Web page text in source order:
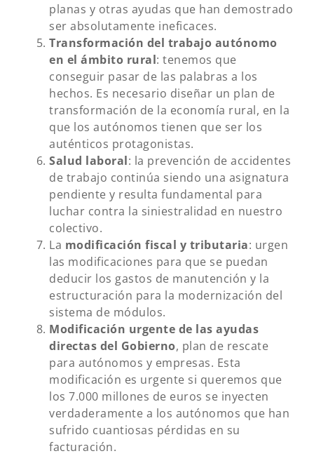
planas y otras ayudas que han demostrado
ser absolutamente ineficaces.
Transformación del trabajo autónomo
en el ámbito rural: tenemos que
conseguir pasar de las palabras a los
hechos. Es necesario diseñar un plan de
transformación de la economía rural, en la
que los autónomos tienen que ser los
auténticos protagonistas.
Salud laboral: la prevención de accidentes
de trabajo continúa siendo una asignatura
pendiente y resulta fundamental para
luchar contra la siniestralidad en nuestro
colectivo.
La modificación fiscal y tributaria: urgen
las modificaciones para que se puedan
deducir los gastos de manutención y la
estructuración para la modernización del
sistema de módulos.
Modificación urgente de las ayudas
directas del Gobierno, plan de rescate
para autónomos y empresas. Esta
modificación es urgente si queremos que
los 7.000 millones de euros se inyecten
verdaderamente a los autónomos que han
sufrido cuantiosas pérdidas en su
facturación.